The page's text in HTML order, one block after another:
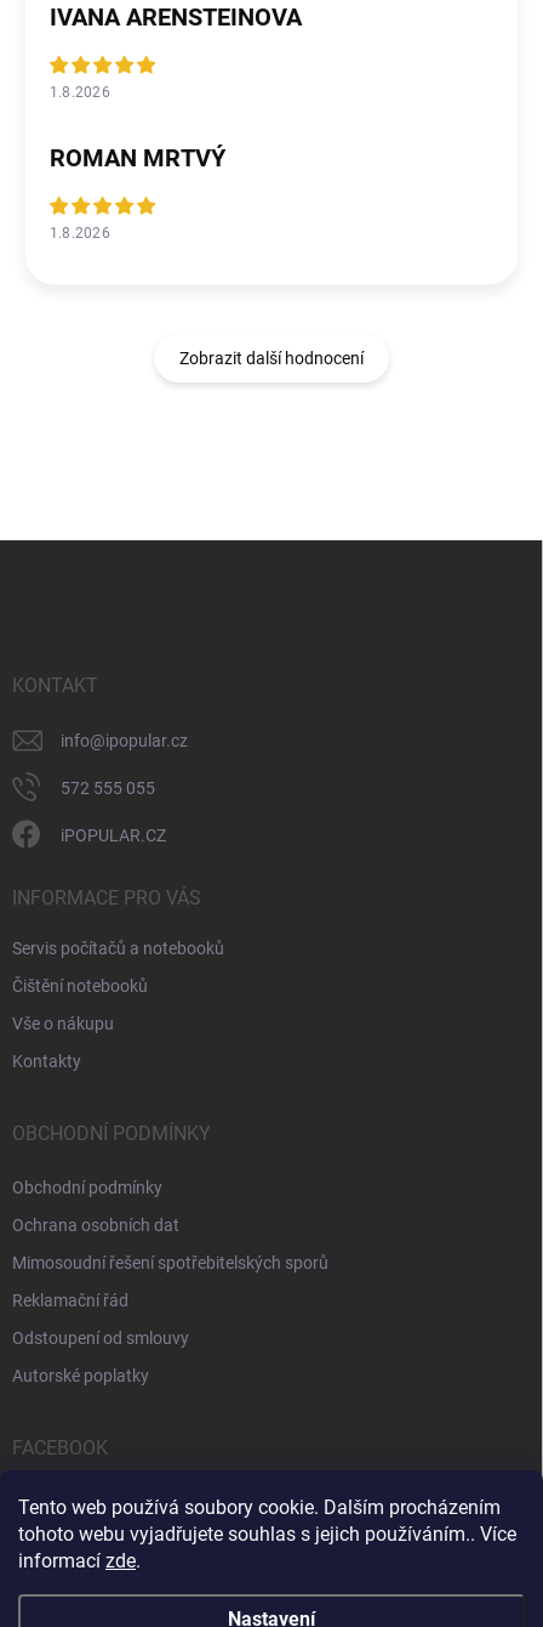
Tento web používá soubory cookie. Dalším procházením
tohoto webu vyjadřujete souhlas s jejich používáním.. Více
informací zde.
Nastavení
IVANA ARENSTEINOVA
1.8.2026
ROMAN MRTVÝ
1.8.2026
Zobrazit další hodnocení
KONTAKT
info@ipopular.cz
572 555 055
iPOPULAR.CZ
INFORMACE PRO VÁS
Servis počítačů a notebooků
Čištění notebooků
Vše o nákupu
Kontakty
OBCHODNÍ PODMÍNKY
Obchodní podmínky
Ochrana osobních dat
Mimosoudní řešení spotřebitelských sporů
Reklamační řád
Odstoupení od smlouvy
Autorské poplatky
FACEBOOK
Servis počítačů a notebooků Čištění notebooků Kontakty